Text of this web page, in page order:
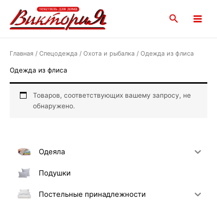
содержимому
Поиск
Menu
Одеяла
Подушки
Постельные принадлежности
Главная / Спецодежда / Охота и рыбалка / Одежда из флиса
Одежда из флиса
Товаров, соответствующих вашему запросу, не
обнаружено.